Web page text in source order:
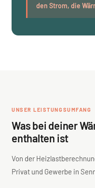
den Strom, die
UNSER LEISTUNGSUMFANG
Was bei deiner
enthalten ist
Von der
Privat und Gewerbe in